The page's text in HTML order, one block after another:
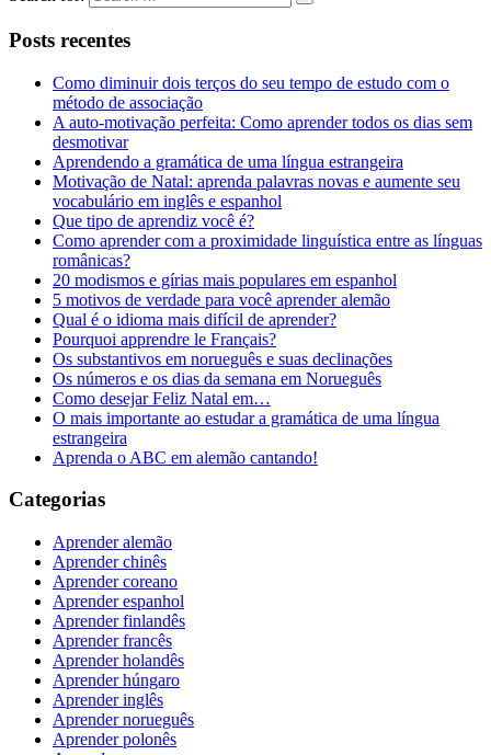
Posts recentes
Como diminuir dois terços do seu tempo de estudo com o
método de associação
A auto-motivação perfeita: Como aprender todos os dias sem
desmotivar
Aprendendo a gramática de uma língua estrangeira
Motivação de Natal: aprenda palavras novas e aumente seu
vocabulário em inglês e espanhol
Que tipo de aprendiz você é?
Como aprender com a proximidade linguística entre as línguas
românicas?
20 modismos e gírias mais populares em espanhol
5 motivos de verdade para você aprender alemão
Qual é o idioma mais difícil de aprender?
Pourquoi apprendre le Français?
Os substantivos em norueguês e suas declinações
Os números e os dias da semana em Norueguês
Como desejar Feliz Natal em…
O mais importante ao estudar a gramática de uma língua
estrangeira
Aprenda o ABC em alemão cantando!
Categorias
Aprender alemão
Aprender chinês
Aprender coreano
Aprender espanhol
Aprender finlandês
Aprender francês
Aprender holandês
Aprender húngaro
Aprender inglês
Aprender norueguês
Aprender polonês